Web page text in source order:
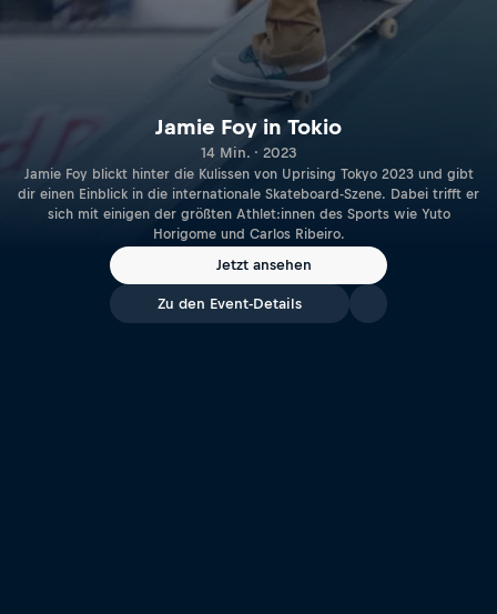
Jamie Foy in Tokio
14 Min. · 2023
Jamie Foy blickt hinter die Kulissen von Uprising Tokyo 2023 und gibt
dir einen Einblick in die internationale Skateboard-Szene. Dabei trifft er
sich mit einigen der größten Athlet:innen des Sports wie Yuto
Horigome und Carlos Ribeiro.
Jetzt ansehen
Zu den Event-Details